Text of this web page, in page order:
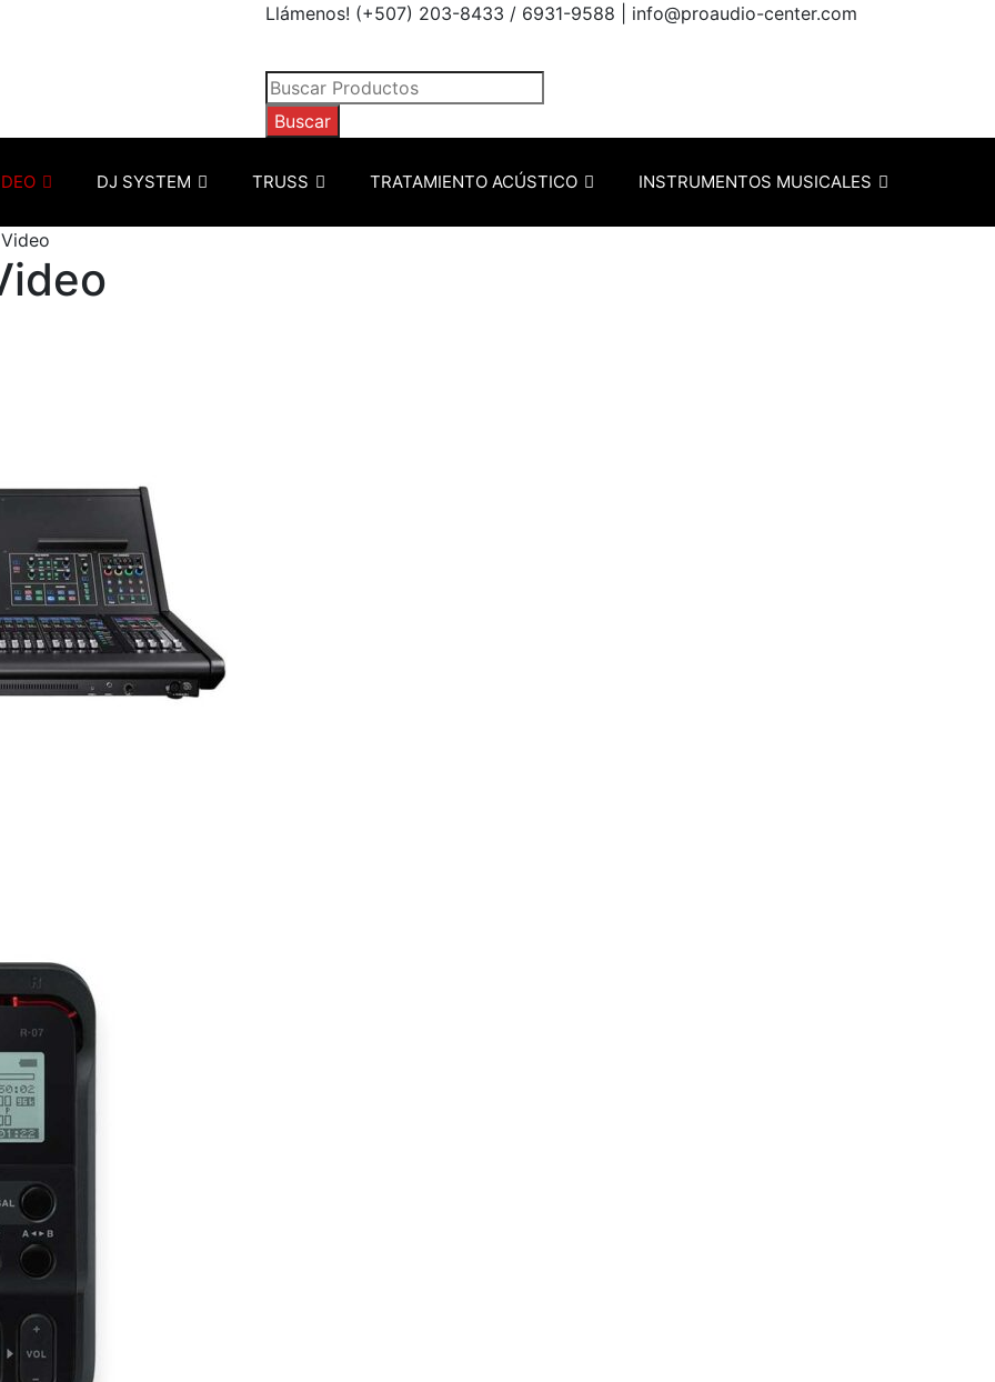
Llámenos! (+507) 203-8433 / 6931-9588 | info@proaudio-center.com
Búsqueda
de
productos
Buscar
DJ SYSTEM TRUSS TRATAMIENTO ACÚSTICO INSTRUMENTOS MUSICALES